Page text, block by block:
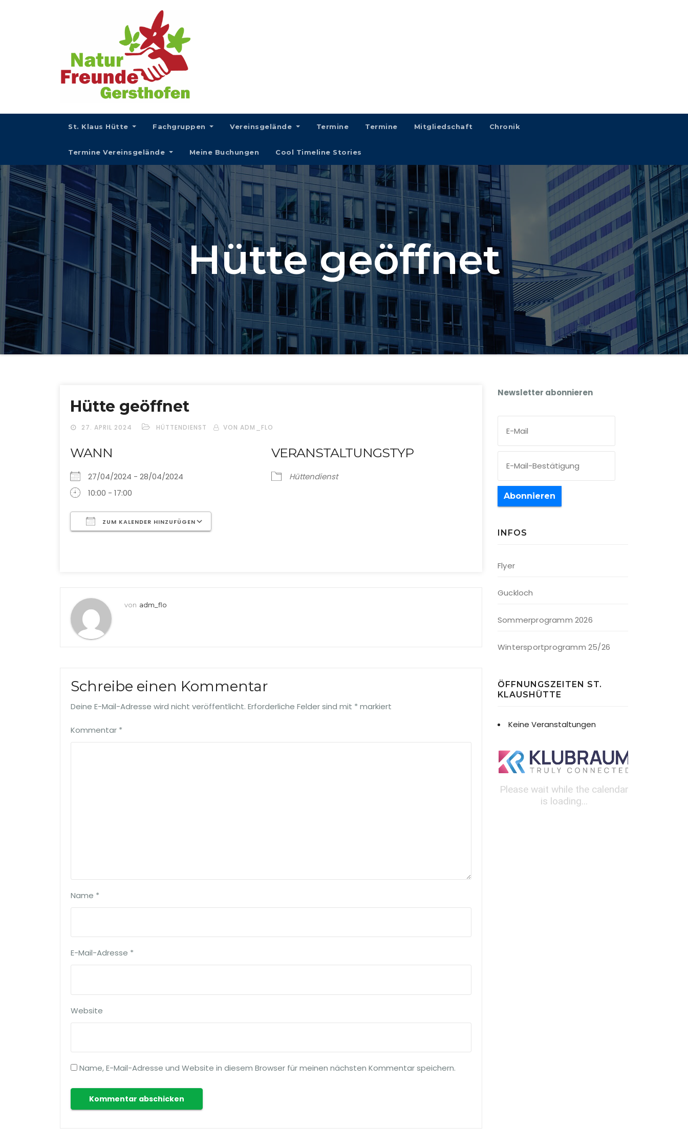
St. Klaus Hütte Fachgruppen Vereinsgelände Termine Termine Mitgliedschaft Chronik
Termine Vereinsgelände Meine Buchungen Cool Timeline Stories
Hütte geöffnet
Hütte geöffnet
27. APRIL 2024 HÜTTENDIENST VON ADM_FLO
WANN
27/04/2024 - 28/04/2024
10:00 - 17:00
ZUM KALENDER HINZUFÜGEN
VERANSTALTUNGSTYP
Hüttendienst
von adm_flo
Schreibe einen Kommentar
Deine E-Mail-Adresse wird nicht veröffentlicht. Erforderliche Felder sind mit * markiert
Kommentar *
Name *
E-Mail-Adresse *
Website
Name, E-Mail-Adresse und Website in diesem Browser für meinen nächsten Kommentar speichern.
Newsletter abonnieren
Abonnieren
INFOS
Flyer
Guckloch
Sommerprogramm 2026
Wintersportprogramm 25/26
ÖFFNUNGSZEITEN ST.
KLAUSHÜTTE
Keine Veranstaltungen